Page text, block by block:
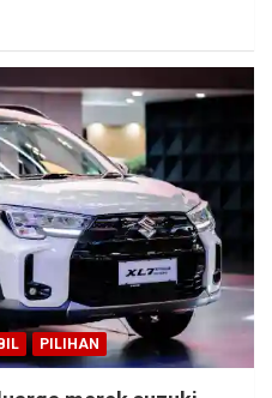
PILIHAN